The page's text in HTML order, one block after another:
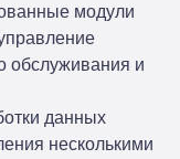
модули
обслуживания и
данных
несколькими